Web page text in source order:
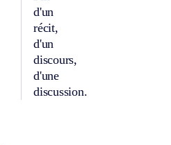
d'un
récit,
d'un
discours,
d'une
discussion.